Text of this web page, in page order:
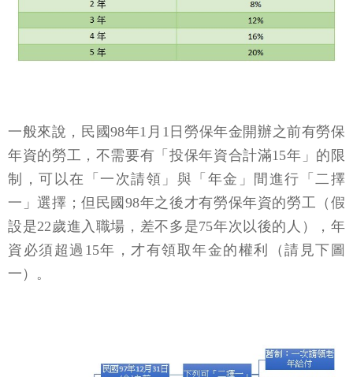
一般來說，民國98年1月1日勞保年金開辦之前有勞保
年資的勞工，不需要有「投保年資合計滿15年」的限
制，可以在「一次請領」與「年金」間進行「二擇
一」選擇；但民國98年之後才有勞保年資的勞工（假
設是22歲進入職場，差不多是75年次以後的人），年
資必須超過15年，才有領取年金的權利（請見下圖
一）。